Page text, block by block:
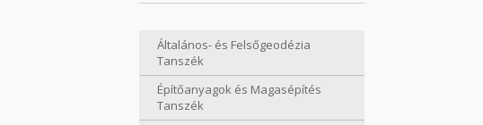
Általános- és Felsőgeodézia
Tanszék
Építőanyagok és Magasépítés
Tanszék